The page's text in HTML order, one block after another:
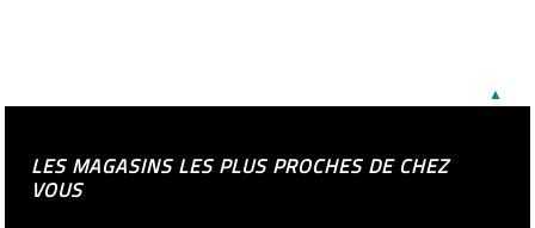
▲
LES MAGASINS LES PLUS PROCHES DE CHEZ
VOUS